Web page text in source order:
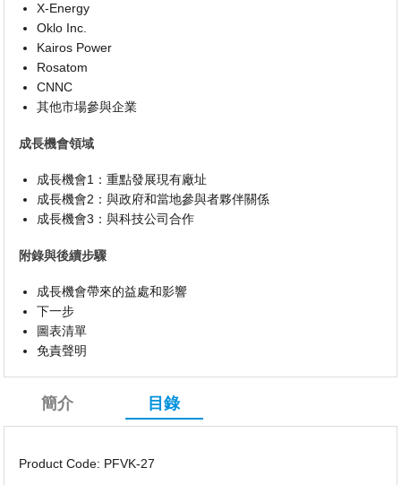
X-Energy
Oklo Inc.
Kairos Power
Rosatom
CNNC
其他市場參與企業
成長機會領域
成長機會1：重點發展現有廠址
成長機會2：與政府和當地參與者夥伴關係
成長機會3：與科技公司合作
附錄與後續步驟
成長機會帶來的益處和影響
下一步
圖表清單
免責聲明
簡介 目錄
Product Code: PFVK-27